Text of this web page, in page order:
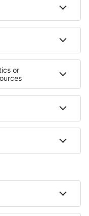
Sunny Beach
Cazare in Corfu